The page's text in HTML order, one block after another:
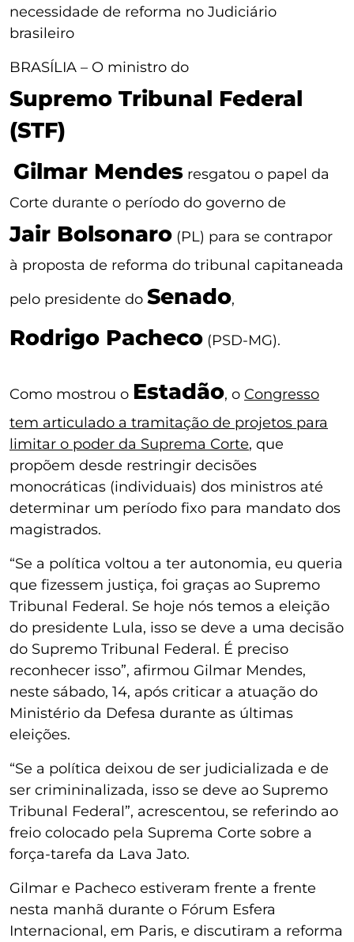
necessidade de reforma no Judiciário
brasileiro
BRASÍLIA – O ministro do
Supremo Tribunal Federal
(STF)
Gilmar Mendes resgatou o papel da
Corte durante o período do governo de
Jair Bolsonaro (PL) para se contrapor
à proposta de reforma do tribunal capitaneada
pelo presidente do Senado,
Rodrigo Pacheco (PSD-MG).
Como mostrou o Estadão, o Congresso
tem articulado a tramitação de projetos para
limitar o poder da Suprema Corte, que
propõem desde restringir decisões
monocráticas (individuais) dos ministros até
determinar um período fixo para mandato dos
magistrados.
“Se a política voltou a ter autonomia, eu queria
que fizessem justiça, foi graças ao Supremo
Tribunal Federal. Se hoje nós temos a eleição
do presidente Lula, isso se deve a uma decisão
do Supremo Tribunal Federal. É preciso
reconhecer isso”, afirmou Gilmar Mendes,
neste sábado, 14, após criticar a atuação do
Ministério da Defesa durante as últimas
eleições.
“Se a política deixou de ser judicializada e de
ser crimininalizada, isso se deve ao Supremo
Tribunal Federal”, acrescentou, se referindo ao
freio colocado pela Suprema Corte sobre a
força-tarefa da Lava Jato.
Gilmar e Pacheco estiveram frente a frente
nesta manhã durante o Fórum Esfera
Internacional, em Paris, e discutiram a reforma